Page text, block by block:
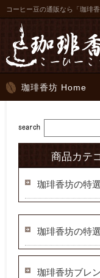
コーヒー豆の通販なら「珈琲
珈琲香坊 Home
商品カテ
珈琲香坊の特
珈琲香坊の特
珈琲香坊ブレ